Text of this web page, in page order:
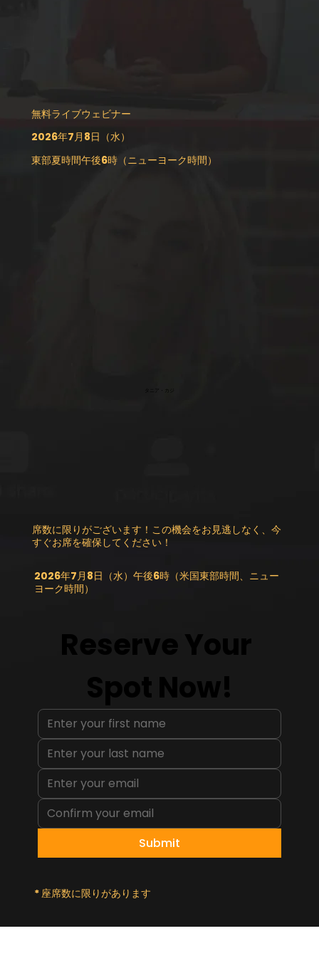
無料ライブウェビナー
2026年7月8日（水）
東部夏時間午後6時（ニューヨーク時間）
タニア・カジ
席数に限りがございます！この機会をお見逃しなく、今
すぐお席を確保してください！
2026年7月8日（水）午後6時（米国東部時間、ニュー
ヨーク時間）
Reserve Your
Submit
* 座席数に限りがあります